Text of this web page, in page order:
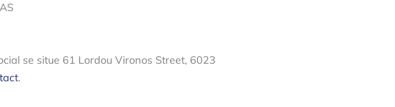
se situe 61 Lordou Vironos Street, 6023
.